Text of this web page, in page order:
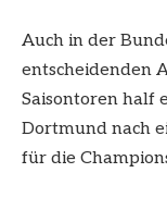
Auch in der
entscheidenden
Saisontoren half
Dortmund nach
für die